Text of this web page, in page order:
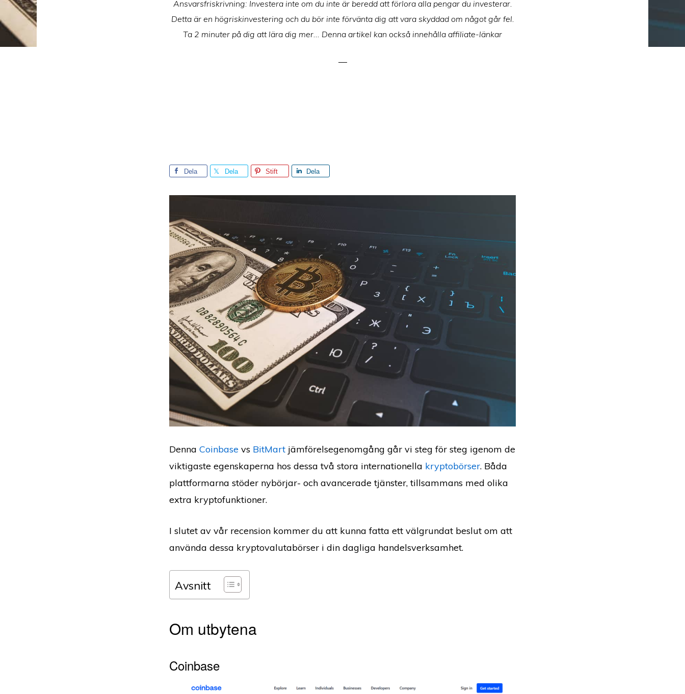
Ansvarsfriskrivning: Investera inte om du inte är beredd att förlora alla pengar du investerar.
Detta är en högriskinvestering och du bör inte förvänta dig att vara skyddad om något går fel.
Ta 2 minuter på dig att lära dig mer... Denna artikel kan också innehålla affiliate-länkar
Dela Dela Stift Dela
Denna Coinbase vs BitMart jämförelsegenomgång går vi steg för steg igenom de
viktigaste egenskaperna hos dessa två stora internationella kryptobörser. Båda
plattformarna stöder nybörjar- och avancerade tjänster, tillsammans med olika
extra kryptofunktioner.
I slutet av vår recension kommer du att kunna fatta ett välgrundat beslut om att
använda dessa kryptovalutabörser i din dagliga handelsverksamhet.
Avsnitt
Om utbytena
Coinbase